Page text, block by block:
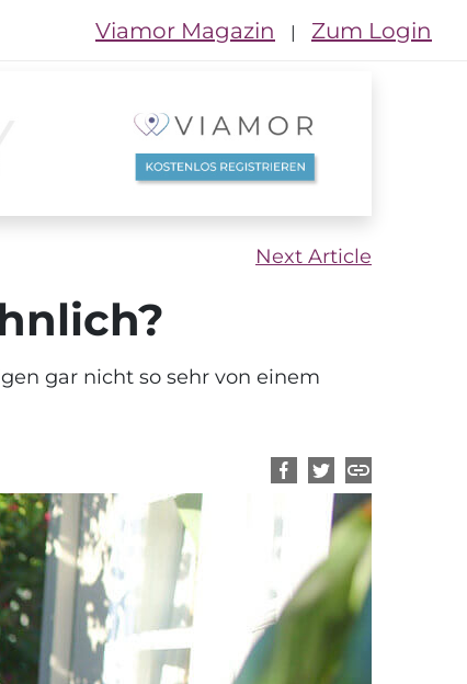
Viamor Magazin | Zum Login
Next Article
gar nicht so sehr von einem